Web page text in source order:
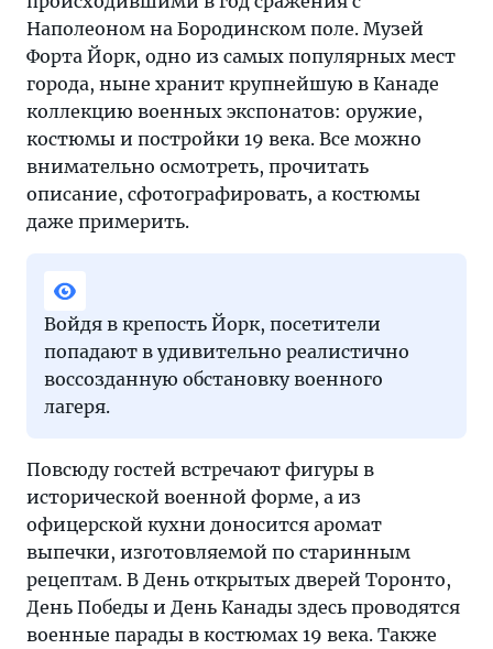
Наполеоном на Бородинском поле. Музей
Форта Йорк, одно из самых популярных мест
города, ныне хранит крупнейшую в Канаде
коллекцию военных экспонатов: оружие,
костюмы и постройки 19 века. Все можно
внимательно осмотреть, прочитать
описание, сфотографировать, а костюмы
даже примерить.
Войдя в крепость Йорк, посетители
попадают в удивительно реалистично
воссозданную обстановку военного
лагеря.
Повсюду гостей встречают фигуры в
исторической военной форме, а из
офицерской кухни доносится аромат
выпечки, изготовляемой по старинным
рецептам. В День открытых дверей Торонто,
День Победы и День Канады здесь проводятся
военные парады в костюмах 19 века. Также